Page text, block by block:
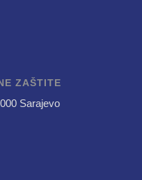
ZAŠTITE
Sarajevo